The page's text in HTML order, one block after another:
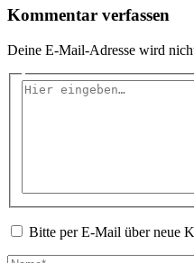
Kommentar verfassen
Deine E-Mail-Adresse wird
Hier
Bitte per E-Mail über neue